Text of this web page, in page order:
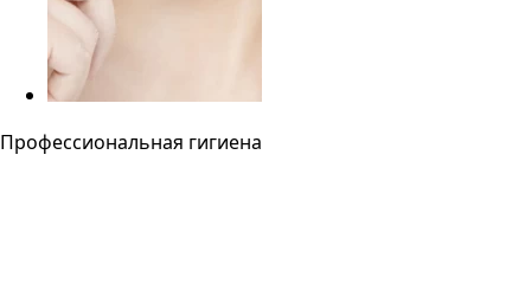
Профессиональная гигиена